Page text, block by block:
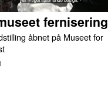
fernisering
åbnet på Museet for